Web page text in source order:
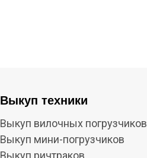
Выкуп техники
Выкуп вилочных погрузчиков
Выкуп мини-погрузчиков
Выкуп ричтраков